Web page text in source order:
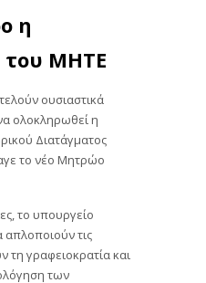
η
ΜΗΤΕ
ουσιαστικά
ολοκληρωθεί η
Διατάγματος
το νέο Μητρώο
το υπουργείο
απλοποιούν τις
τη γραφειοκρατία και
των